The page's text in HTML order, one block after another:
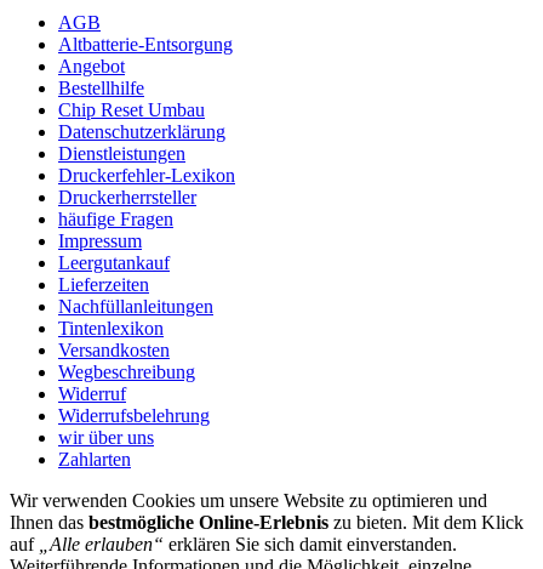
AGB
Altbatterie-Entsorgung
Angebot
Bestellhilfe
Chip Reset Umbau
Datenschutzerklärung
Dienstleistungen
Druckerfehler-Lexikon
Druckerherrsteller
häufige Fragen
Impressum
Leergutankauf
Lieferzeiten
Nachfüllanleitungen
Tintenlexikon
Versandkosten
Wegbeschreibung
Widerruf
Widerrufsbelehrung
wir über uns
Zahlarten
Wir verwenden Cookies um unsere Website zu optimieren und
Ihnen das bestmögliche Online-Erlebnis zu bieten. Mit dem Klick
auf
„Alle erlauben“ erklären Sie sich damit einverstanden.